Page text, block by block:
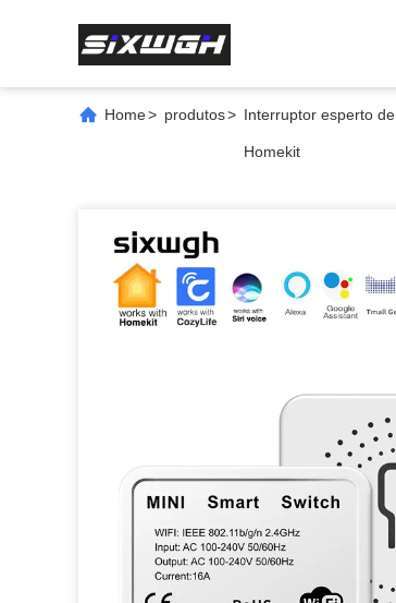
Home> produtos> Interruptor esperto de
Homekit